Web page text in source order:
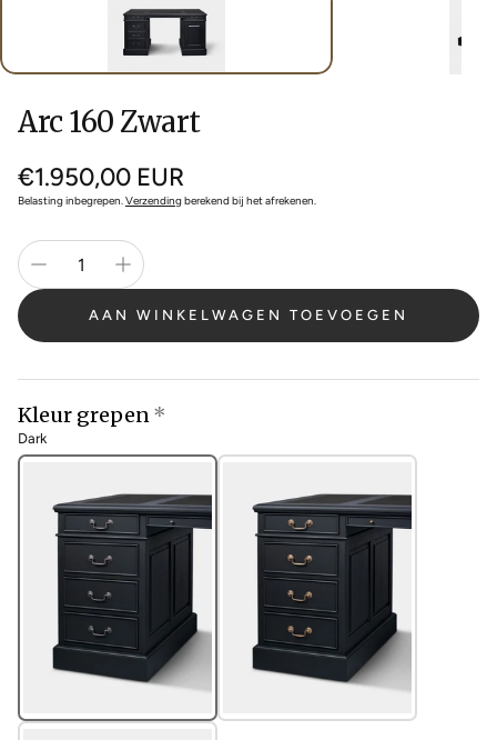
Arc 160 Zwart
Normale
prijs
€1.950,00 EUR
Belasting inbegrepen.Verzendingberekend bij het afrekenen.
AAN WINKELWAGEN TOEVOEGEN
Kleur grepen
Dark